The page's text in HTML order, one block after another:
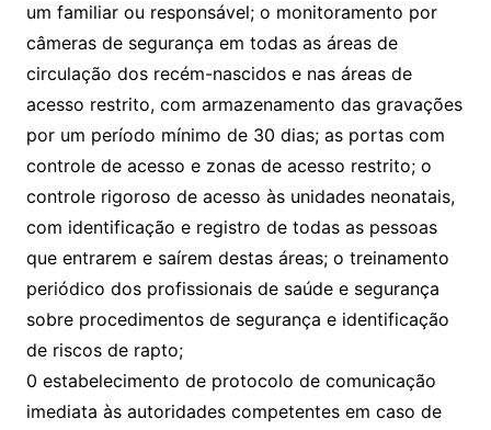
um familiar ou responsável; o monitoramento por
câmeras de segurança em todas as áreas de
circulação dos recém-nascidos e nas áreas de
acesso restrito, com armazenamento das gravações
por um período mínimo de 30 dias; as portas com
controle de acesso e zonas de acesso restrito; o
controle rigoroso de acesso às unidades neonatais,
com identificação e registro de todas as pessoas
que entrarem e saírem destas áreas; o treinamento
periódico dos profissionais de saúde e segurança
sobre procedimentos de segurança e identificação
de riscos de rapto;
0 estabelecimento de protocolo de comunicação
imediata às autoridades competentes em caso de